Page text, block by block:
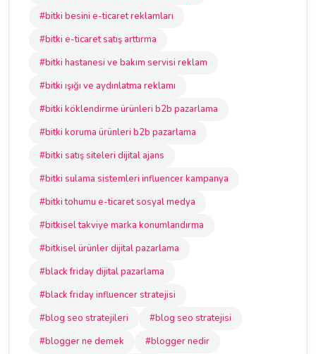
#bitki besini e-ticaret reklamları
#bitki e-ticaret satış arttırma
#bitki hastanesi ve bakım servisi reklam
#bitki ışığı ve aydınlatma reklamı
#bitki köklendirme ürünleri b2b pazarlama
#bitki koruma ürünleri b2b pazarlama
#bitki satış siteleri dijital ajans
#bitki sulama sistemleri influencer kampanya
#bitki tohumu e-ticaret sosyal medya
#bitkisel takviye marka konumlandırma
#bitkisel ürünler dijital pazarlama
#black friday dijital pazarlama
#black friday influencer stratejisi
#blog seo stratejileri
#blog seo stratejisi
#blogger ne demek
#blogger nedir